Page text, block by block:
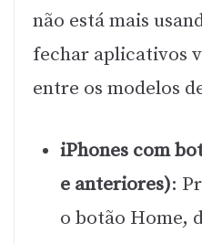
não está mais
fechar aplicativos
entre os modelos
iPhones com
e anteriores):
o botão Home,